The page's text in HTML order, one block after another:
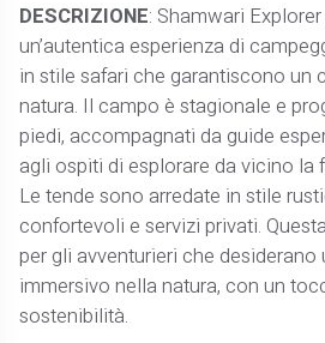
DESCRIZIONE: Shamwari
un’autentica esperienza di
in stile safari che garantiscono un
natura. Il campo è stagionale e
piedi, accompagnati da guide
agli ospiti di esplorare da vicino la
Le tende sono arredate in stile
confortevoli e servizi privati.
per gli avventurieri che desiderano
immersivo nella natura, con un
sostenibilità.